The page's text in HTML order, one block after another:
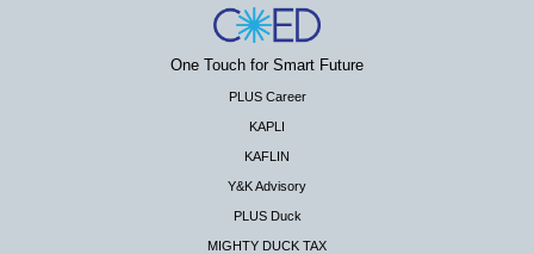
One Touch for Smart Future
PLUS Career
KAPLI
KAFLIN
Y&K Advisory
PLUS Duck
MIGHTY DUCK TAX